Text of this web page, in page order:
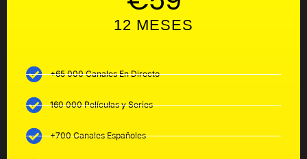
12 MESES
+65 000 Canales En Directo
160 000 Películas y Series
+700 Canales Españoles